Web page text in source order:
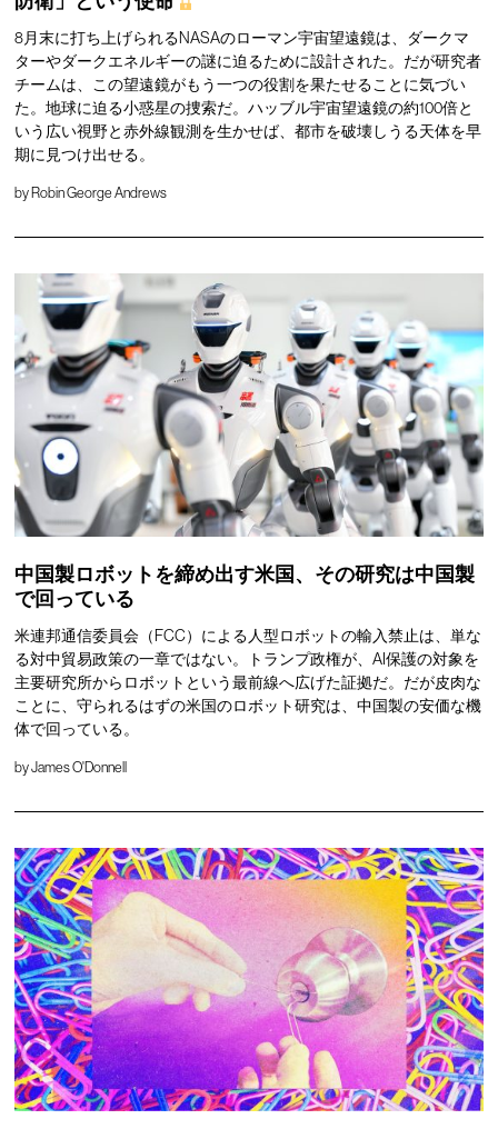
8月末に打ち上げられるNASAのローマン宇宙望遠鏡は、ダークマ
ターやダークエネルギーの謎に迫るために設計された。だが研究者
チームは、この望遠鏡がもう一つの役割を果たせることに気づい
た。地球に迫る小惑星の捜索だ。ハッブル宇宙望遠鏡の約100倍と
いう広い視野と赤外線観測を生かせば、都市を破壊しうる天体を早
期に見つけ出せる。
by Robin George Andrews
中国製ロボットを締め出す米国、その研究は中国製
で回っている
米連邦通信委員会（FCC）による人型ロボットの輸入禁止は、単な
る対中貿易政策の一章ではない。トランプ政権が、AI保護の対象を
主要研究所からロボットという最前線へ広げた証拠だ。だが皮肉な
ことに、守られるはずの米国のロボット研究は、中国製の安価な機
体で回っている。
byJames O'Donnell